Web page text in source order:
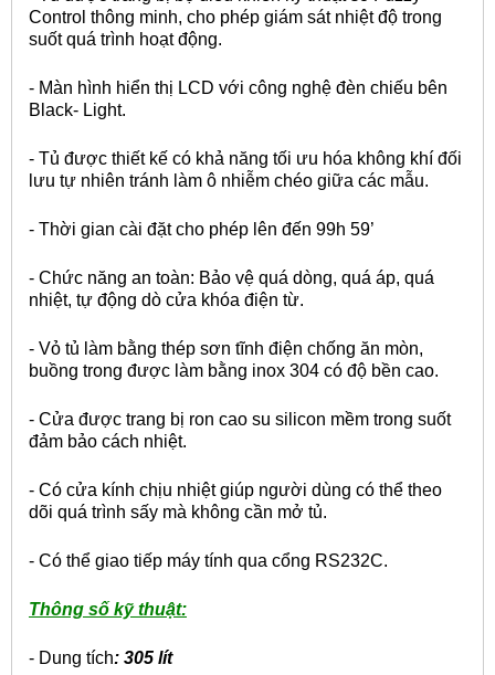
Control thông minh, cho phép giám sát nhiệt độ trong
suốt quá trình hoạt động.
- Màn hình hiển thị LCD với công nghệ đèn chiếu bên
Black- Light.
- Tủ được thiết kế có khả năng tối ưu hóa không khí đối
lưu tự nhiên tránh làm ô nhiễm chéo giữa các mẫu.
- Thời gian cài đặt cho phép lên đến 99h 59’
- Chức năng an toàn: Bảo vệ quá dòng, quá áp, quá
nhiệt, tự động dò cửa khóa điện từ.
- Vỏ tủ làm bằng thép sơn tĩnh điện chống ăn mòn,
buồng trong được làm bằng inox 304 có độ bền cao.
- Cửa được trang bị ron cao su silicon mềm trong suốt
đảm bảo cách nhiệt.
- Có cửa kính chịu nhiệt giúp người dùng có thể theo
dõi quá trình sấy mà không cần mở tủ.
- Có thể giao tiếp máy tính qua cổng RS232C.
Thông số kỹ thuật:
- Dung tích: 305 lít